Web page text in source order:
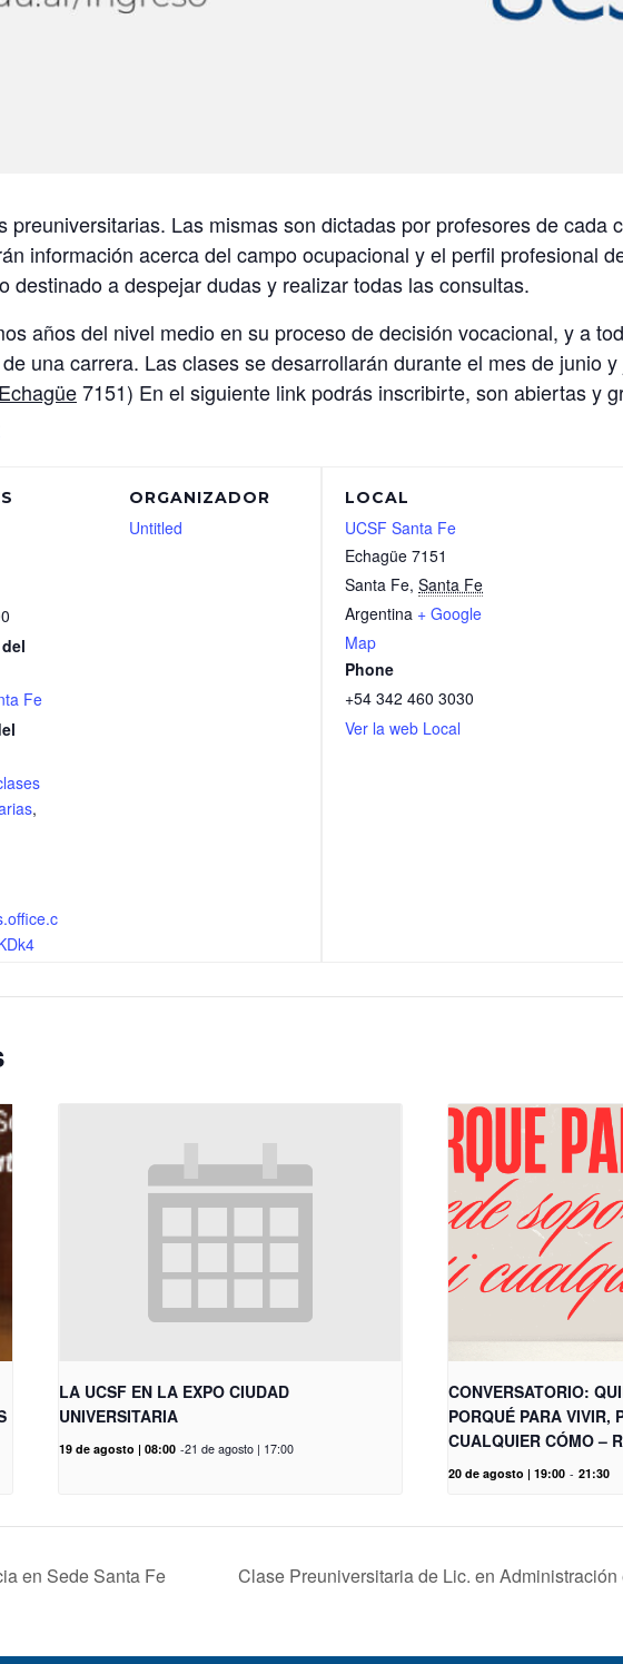
preuniversitarias. Las mismas son dictadas por profesores de cada
información acerca del campo ocupacional y el perfil profesional
destinado a despejar dudas y realizar todas las consultas.
años del nivel medio en su proceso de decisión vocacional, y a
una carrera. Las clases se desarrollarán durante el mes de junio y
7151) En el siguiente link podrás inscribirte, son abiertas y
Fe
,
ORGANIZADOR
Untitled
LOCAL
UCSF Santa Fe
Echagüe 7151
Santa Fe, Santa Fe
Argentina + Google
Map
Phone
+54 342 460 3030
Ver la web Local
LA UCSF EN LA EXPO CIUDAD
UNIVERSITARIA
19 de agosto | 08:00 -21 de agosto | 17:00
CONVERSATORIO:
PORQUÉ PARA VIVIR,
CUALQUIER CÓMO –
20 de agosto | 19:00 - 21:30
en Sede Santa Fe Clase Preuniversitaria de Lic. en